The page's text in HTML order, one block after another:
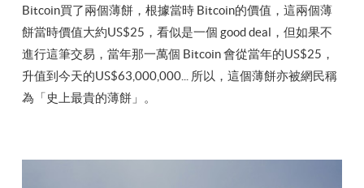
Bitcoin買了兩個薄餅，根據當時 Bitcoin的價值，這兩個薄
餅當時價值大約US$25，看似是一個 good deal，但如果不
進行這筆交易，當年那一萬個 Bitcoin 會從當年的US$25，
升值到今天的US$63,000,000... 所以，這個薄餅亦被網民稱
為「史上最貴的薄餅」。